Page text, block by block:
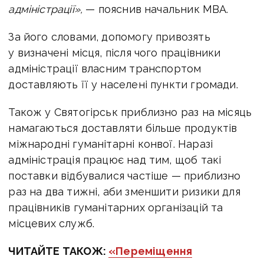
адміністрації», — пояснив начальник МВА.
За його словами, допомогу привозять
у визначені місця, після чого працівники
адміністрації власним транспортом
доставляють її у населені пункти громади.
Також у Святогірськ приблизно раз на місяць
намагаються доставляти більше продуктів
міжнародні гуманітарні конвої. Наразі
адміністрація працює над тим, щоб такі
поставки відбувалися частіше — приблизно
раз на два тижні, аби зменшити ризики для
працівників гуманітарних організацій та
місцевих служб.
ЧИТАЙТЕ ТАКОЖ: «Переміщення